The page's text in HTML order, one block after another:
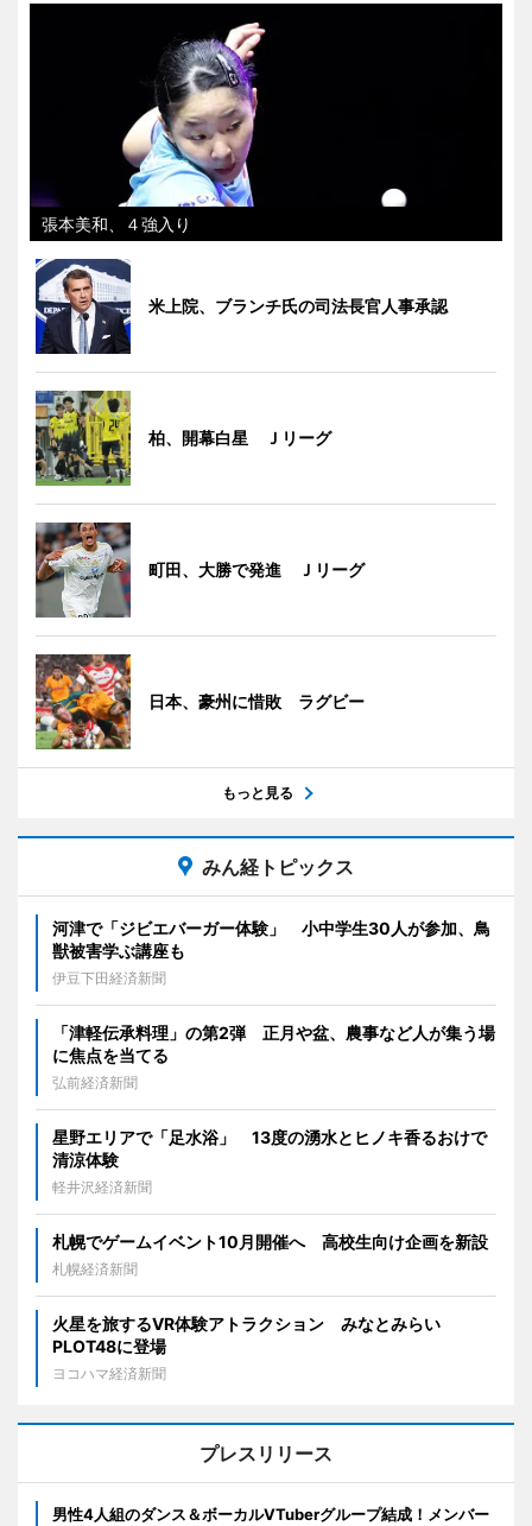
張本美和、４強入り
米上院、ブランチ氏の司法長官人事承認
柏、開幕白星 Ｊリーグ
町田、大勝で発進 Ｊリーグ
日本、豪州に惜敗 ラグビー
もっと見る
みん経トピックス
河津で「ジビエバーガー体験」 小中学生30人が参加、鳥
獣被害学ぶ講座も
伊豆下田経済新聞
「津軽伝承料理」の第2弾 正月や盆、農事など人が集う場
に焦点を当てる
弘前経済新聞
星野エリアで「足水浴」 13度の湧水とヒノキ香るおけで
清涼体験
軽井沢経済新聞
札幌でゲームイベント10月開催へ 高校生向け企画を新設
札幌経済新聞
火星を旅するVR体験アトラクション みなとみらい
PLOT48に登場
ヨコハマ経済新聞
プレスリリース
男性4人組のダンス＆ボーカルVTuberグループ結成！メンバー